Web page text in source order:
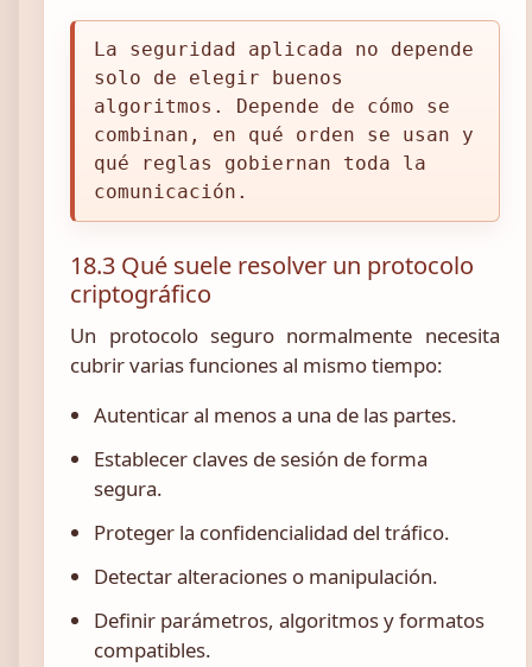
La seguridad aplicada no depende
solo de elegir buenos
algoritmos. Depende de cómo se
combinan, en qué orden se usan y
qué reglas gobiernan toda la
comunicación.
18.3 Qué suele resolver un protocolo
criptográfico
Un protocolo seguro normalmente necesita
cubrir varias funciones al mismo tiempo:
Autenticar al menos a una de las partes.
Establecer claves de sesión de forma
segura.
Proteger la confidencialidad del tráfico.
Detectar alteraciones o manipulación.
Definir parámetros, algoritmos y formatos
compatibles.